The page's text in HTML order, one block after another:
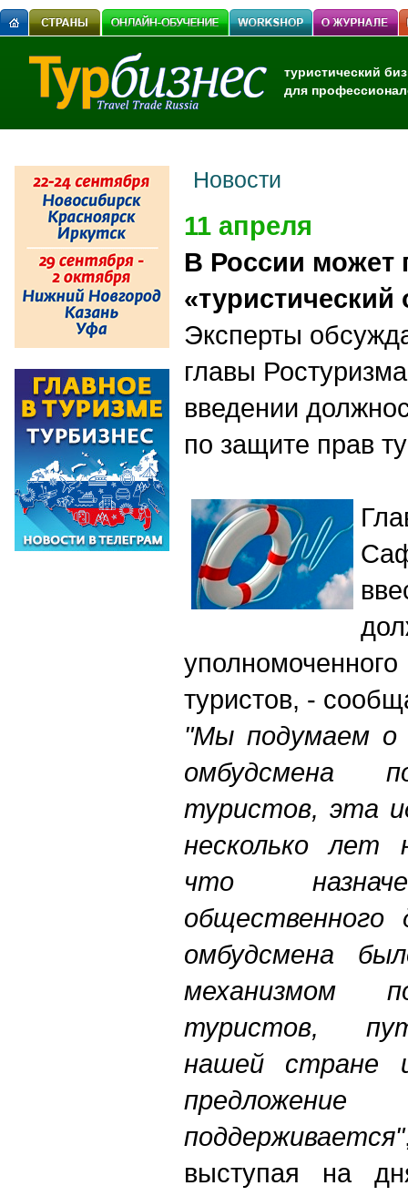
туристический
для
Новости
11 апреля
В России может
Эксперты
главы
введении
по защите прав
туристов, -
"Мы подумаем о
омбудсмена
туристов, эта
несколько лет
что
общественного
омбудсмена
механизмом
туристов,
нашей стране
поддерживается"
выступая на